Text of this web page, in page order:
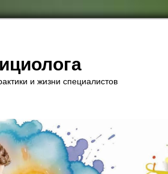
и жизни специалистов